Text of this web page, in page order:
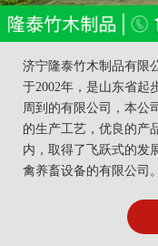
济宁隆泰竹木制品有限
于2002年，是山东省起
周到的有限公司，本公
的生产工艺，优良的产
内，取得了飞跃式的发
禽养畜设备的有限公司。